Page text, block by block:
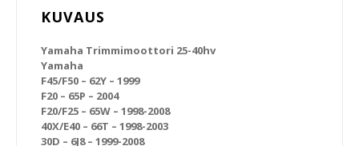
KUVAUS
Yamaha Trimmimoottori 25-40hv
Yamaha
F45/F50 – 62Y – 1999
F20 – 65P – 2004
F20/F25 – 65W – 1998-2008
40X/E40 – 66T – 1998-2003
30D – 6J8 – 1999-2008